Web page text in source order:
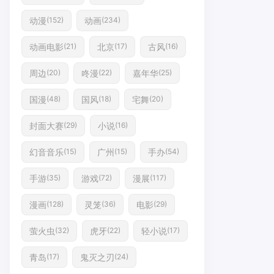
动漫(152) 动画(234)
动画电影(21) 北京(17) 古风(16)
周边 (20) 咚漫(22) 嘉年华(25)
国漫(48) 国风(18) 宅舞(20)
封面大赛(29) 小说(16)
幻音音乐(15) 广州 (15) 手办(54)
手游(35) 游戏(72) 漫展(117)
漫画(128) 灵笼(36) 电影(29)
萤火虫 (32) 虎牙(22) 轻小说(17)
青岛(17) 鬼灭之刃(24)